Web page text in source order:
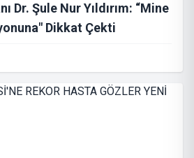
Dr. Şule Nur Yıldırım: “Mine
Dikkat Çekti